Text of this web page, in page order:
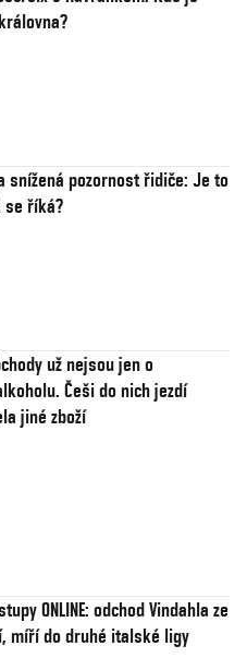
snížená pozornost řidiče: Je to
se říká?
už nejsou jen o
Češi do nich jezdí
jiné zboží
ONLINE: odchod Vindahla ze
míří do druhé italské ligy